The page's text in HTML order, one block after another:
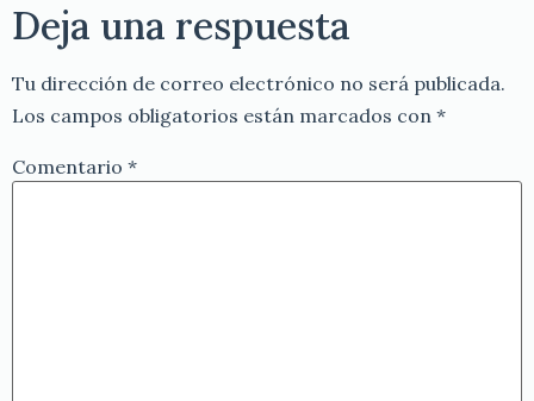
Deja una respuesta
Tu dirección de correo electrónico no será publicada.
Los campos obligatorios están marcados con *
Comentario *